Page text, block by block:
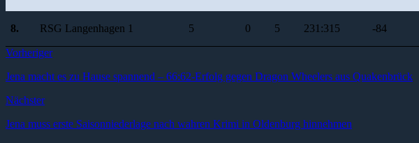
8. RSG Langenhagen 1 5 0 5 231:315 -84
Vorheriger
Jena macht es zu Hause spannend – 66:62-Erfolg gegen Dragon Wheelers aus Quakenbrück
Nächster
Jena muss erste Saisonniederlage nach wahren Krimi in Oldenburg hinnehmen